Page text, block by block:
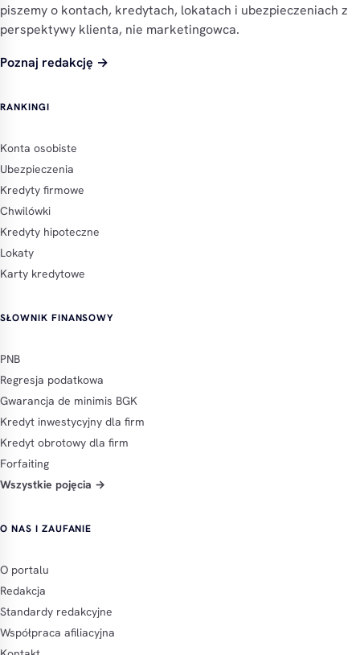
piszemy o kontach, kredytach, lokatach i ubezpieczeniach z
perspektywy klienta, nie marketingowca.
Poznaj redakcję →
RANKINGI
Konta osobiste
Ubezpieczenia
Kredyty firmowe
Chwilówki
Kredyty hipoteczne
Lokaty
Karty kredytowe
SŁOWNIK FINANSOWY
PNB
Regresja podatkowa
Gwarancja de minimis BGK
Kredyt inwestycyjny dla firm
Kredyt obrotowy dla firm
Forfaiting
Wszystkie pojęcia →
O NAS I ZAUFANIE
O portalu
Redakcja
Standardy redakcyjne
Współpraca afiliacyjna